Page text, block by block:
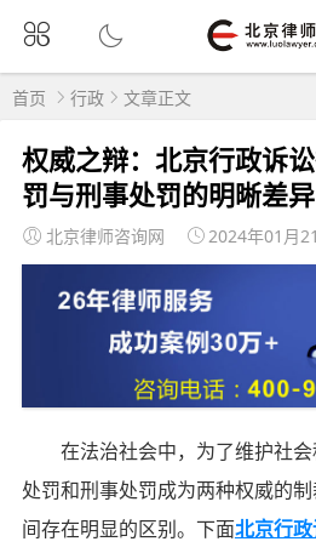
首页 行政 文章正文
权威之辩：北京行政诉
罚与刑事处罚的明晰差异
北京律师咨询网 2024年01月
在法治社会中，为了维护社会
处罚和刑事处罚成为两种权威的
间存在明显的区别。下面北京行